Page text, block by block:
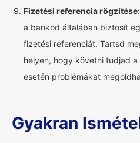
Fizetési referencia rögzítése:
a bankod általában biztosít
fizetési referenciát. Tartsd
helyen, hogy követni tudjad
esetén problémákat
Gyakran